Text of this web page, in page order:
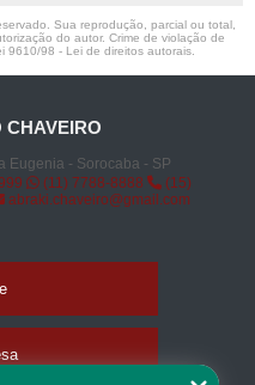
Sua reprodução, parcial ou total,
do autor. Crime de violação de
9610/98 - Lei de direitos autorais
Eugenia - Sorocaba - SP
(11) 7788-8888
(15)
abraki.chaveiro@gmail.com